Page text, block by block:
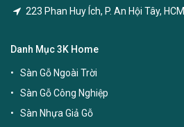
223 Phan Huy Ích, P. An Hội Tây, HCM
Danh Mục 3K Home
Sàn Gỗ Ngoài Trời
Sàn Gỗ Công Nghiệp
Sàn Nhựa Giả Gỗ